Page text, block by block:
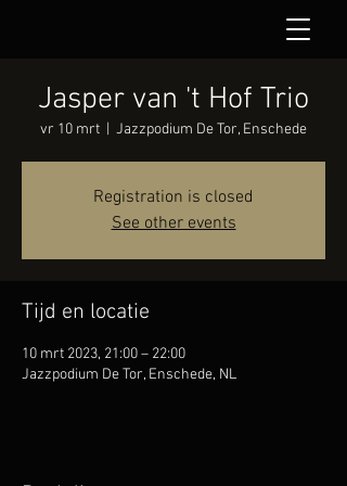
Jasper van 't Hof Trio
vr 10 mrt Jazzpodium De Tor, Enschede
Registration is closed
See other events
Tijd en locatie
10 mrt 2023, 21:00 – 22:00
Jazzpodium De Tor, Enschede, NL